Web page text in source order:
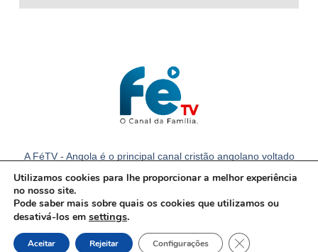
A FéTV - Angola é o principal canal cristão angolano voltado
para a família com notícias e conteúdos cristãos em Angola.
Utilizamos cookies para lhe proporcionar a melhor experiência
no nosso site.
Pode saber mais sobre quais os cookies que utilizamos ou
desativá-los em settings.
Aceitar Rejeitar Configurações Close GDPR